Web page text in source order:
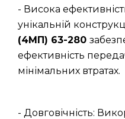
- Висока
унікальній
(4МП) 63-280
ефективність
мінімальних втратах.
- Довговічність: